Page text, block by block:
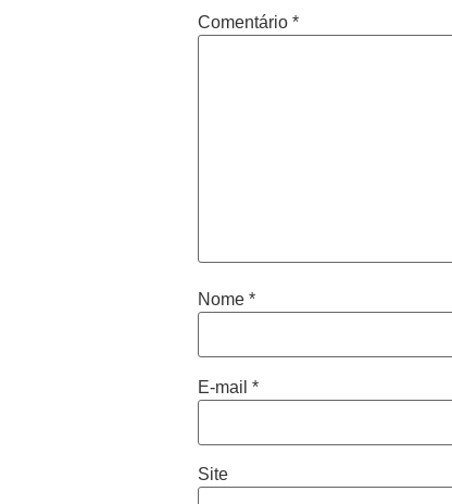
Comentário *
Nome *
E-mail *
Site